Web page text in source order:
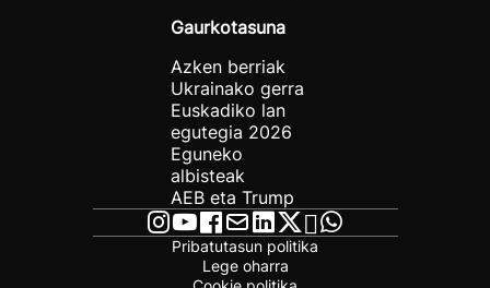
Gaurkotasuna
Azken berriak
Ukrainako gerra
Euskadiko lan
egutegia 2026
Eguneko
albisteak
AEB eta Trump
Pribatutasun politika
Lege oharra